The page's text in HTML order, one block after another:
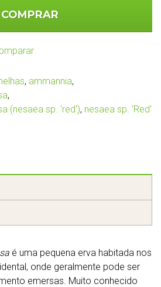
COMPRAR
, ammannia,
,
(nesaea sp. 'red'), nesaea sp. 'Red'
é uma pequena erva habitada nos
onde geralmente pode ser
emersas. Muito conhecido